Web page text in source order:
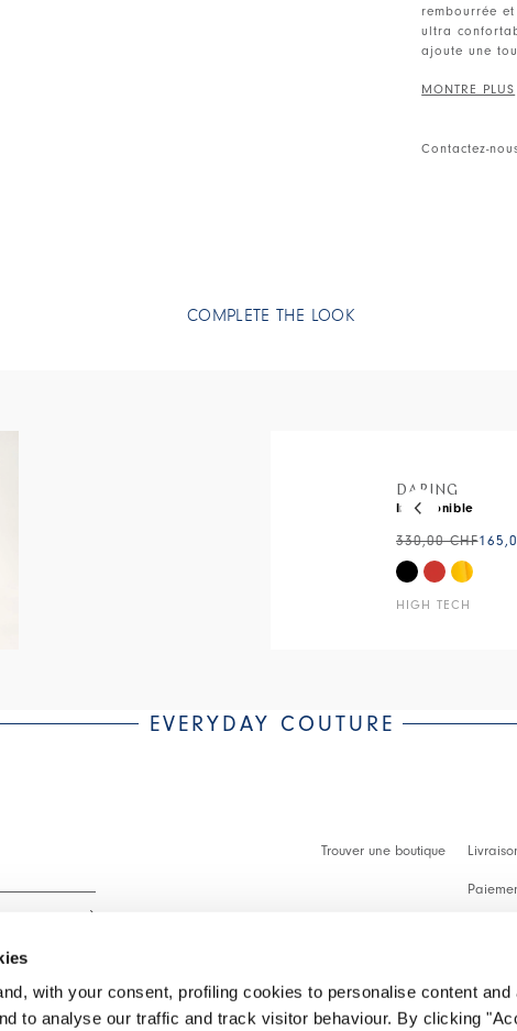
with your consent, profiling cookies to personalise content and
to analyse our traffic and track visitor behaviour. By clicking
rembourrée
ultra
ajoute une
Semelle plate
• Daim.
Contactez-
COMPLETE THE LOOK
DARING
HIGH TECH
330,00 CHF
Indisponible
EVERYDAY COUTURE
son intégralité.
Trouver une boutique